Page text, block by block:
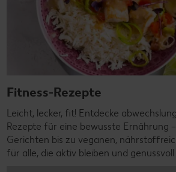
Fitness-Rezepte
Leicht, lecker, fit! Entdecke
Rezepte für eine bewusste Ernährung
Gerichten bis zu veganen,
für alle, die aktiv bleiben und